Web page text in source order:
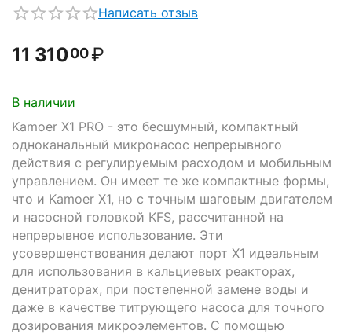
Написать отзыв
11 31000₽
В наличии
Kamoer X1 PRO - это бесшумный, компактный
одноканальный микронасос непрерывного
действия с регулируемым расходом и мобильным
управлением. Он имеет те же компактные формы,
что и Kamoer X1, но с точным шаговым двигателем
и насосной головкой KFS, рассчитанной на
непрерывное использование. Эти
усовершенствования делают порт X1 идеальным
для использования в кальциевых реакторах,
денитраторах, при постепенной замене воды и
даже в качестве титрующего насоса для точного
дозирования микроэлементов. С помощью